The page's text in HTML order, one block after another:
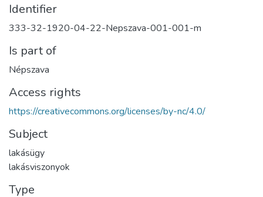
Identifier
333-32-1920-04-22-Nepszava-001-001-m
Is part of
Népszava
Access rights
https://creativecommons.org/licenses/by-nc/4.0/
Subject
lakásügy
lakásviszonyok
Type